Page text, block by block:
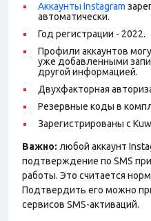
Аккаунты Instagram
автоматически.
Год регистрации - 2022.
Профили аккаунтов
уже добавленными
другой информацией.
Двухфакторная
Резервные коды в
Зарегистрированы с
Важно: любой аккаунт
подтверждение по SMS
работы. Это считается
Подтвердить его можно
сервисов SMS-активаций.